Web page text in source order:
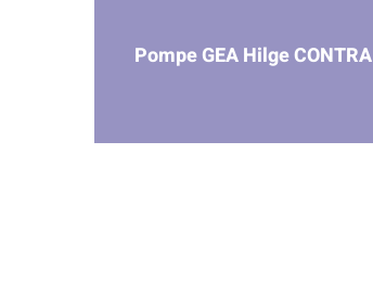
Pompe GEA Hilge CONTRA